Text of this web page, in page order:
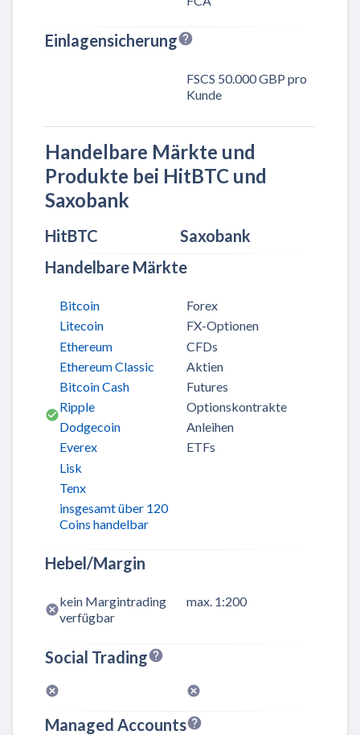
Einlagensicherung
FSCS 50.000 GBP pro
Kunde
Handelbare Märkte und
Produkte bei HitBTC und
Saxobank
HitBTC
Saxobank
Handelbare Märkte
Bitcoin
Litecoin
Ethereum
Ethereum Classic
Bitcoin Cash
Ripple
Dodgecoin
Everex
Lisk
Tenx
insgesamt über 120
Coins handelbar
Forex
FX-Optionen
CFDs
Aktien
Futures
Optionskontrakte
Anleihen
ETFs
Hebel/Margin
kein Margintrading
verfügbar
max. 1:200
Social Trading
Managed Accounts